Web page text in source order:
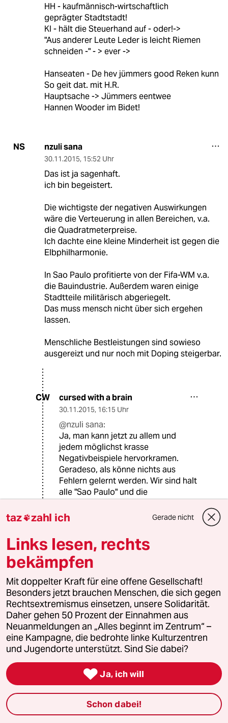
HH - kaufmännisch-wirtschaftlich
geprägter Stadtstadt!
KI - hält die Steuerhand auf - oder!->
"Aus anderer Leute Leder is leicht Riemen
schneiden -" - > ever ->
Hanseaten - De hev jümmers good Reken kunn
So geit dat. mit H.R.
Hauptsache -> Jümmers eentwee
Hannen Wooder im Bidet!
NS nzuli sana
30.11.2015, 15:52 Uhr
Das ist ja sagenhaft.
ich bin begeistert.
Die wichtigste der negativen Auswirkungen
wäre die Verteuerung in allen Bereichen, v.a.
die Quadratmeterpreise.
Ich dachte eine kleine Minderheit ist gegen die
Elbphilharmonie.
In Sao Paulo profitierte von der Fifa-WM v.a.
die Bauindustrie. Außerdem waren einige
Stadtteile militärisch abgeriegelt.
Das muss mensch nicht über sich ergehen
lassen.
Menschliche Bestleistungen sind sowieso
ausgereizt und nur noch mit Doping steigerbar.
CW cursed with a brain
30.11.2015, 16:15 Uhr
@nzuli sana:
Ja, man kann jetzt zu allem und
jedem möglichst krasse
Negativbeispiele hervorkramen.
Geradeso, als könne nichts aus
Fehlern gelernt werden. Wir sind halt
alle "Sao Paulo" und die
brasilianischen Gesetze gelten alle
weltweit.
Unter solchen Prämissen ist es wohl
am Besten, wir ziehen dann wieder
zurück in irgendwelche zugigen
Berghöhlen. Da weiss man was man
hat, woher der Wind weht und warum
das Wasser von der Decke tropft. Bei
allem anderen wird man doch
sowieso nur "übervorteilt", früher
oder später. Von der bösen Baumafia
oder irgendwelchen anderen
Schweinehunden.
Willkommen im Neandertal. Nur, was
sich niemals ändert, bleibt immer
gut.
taz zahl ich Gerade nicht
Links lesen, rechts
bekämpfen
Mit doppelter Kraft für eine offene Gesellschaft!
Besonders jetzt brauchen Menschen, die sich gegen
Rechtsextremismus einsetzen, unsere Solidarität.
Daher gehen 50 Prozent der Einnahmen aus
Neuanmeldungen an „Alles beginnt im Zentrum“ –
eine Kampagne, die bedrohte linke Kulturzentren
und Jugendorte unterstützt. Sind Sie dabei?
 Ja, ich will
Schon dabei!